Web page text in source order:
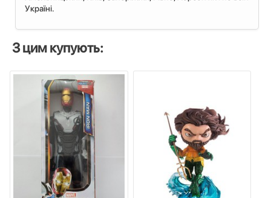
Україні.
З цим купують: